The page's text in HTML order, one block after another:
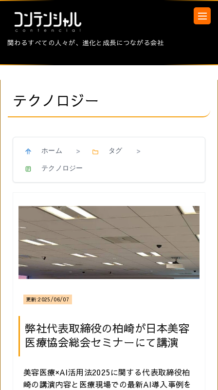
関わるすべての人々が、進化と成長につながる会社
テクノロジー
ホーム > タグ >
テクノロジー
弊社代表取締役の柏崎が日本美容
医療協会総会セミナーにて講演
更新:2025/06/07
美容医療×AI活用法2025に関する代表取締役柏
崎の講演内容と医療現場での最新AI導入事例を